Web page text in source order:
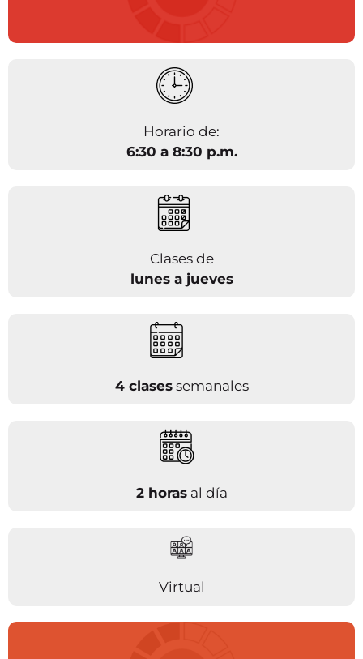
Horario de:
6:30 a 8:30 p.m.
Clases de
lunes a jueves
4 clasessemanales
2 horasal día
Virtual